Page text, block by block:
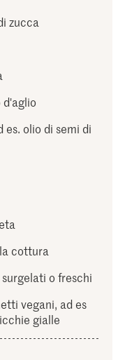
zucca
d'aglio
es. olio di semi di
cottura
o freschi
vegani, ad es
gialle